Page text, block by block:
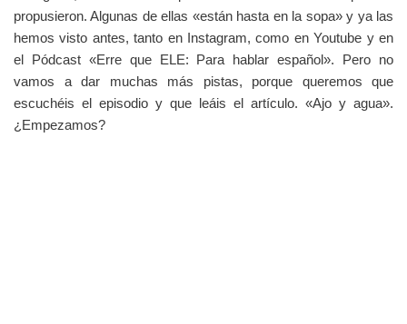
propusieron. Algunas de ellas «están hasta en la sopa» y ya las
hemos visto antes, tanto en Instagram, como en Youtube y en
el Pódcast «Erre que ELE: Para hablar español». Pero no
vamos a dar muchas más pistas, porque queremos que
escuchéis el episodio y que leáis el artículo. «Ajo y agua».
¿Empezamos?